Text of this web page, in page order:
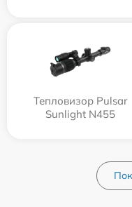
Тепловизор Pulsar
Sunlight N455